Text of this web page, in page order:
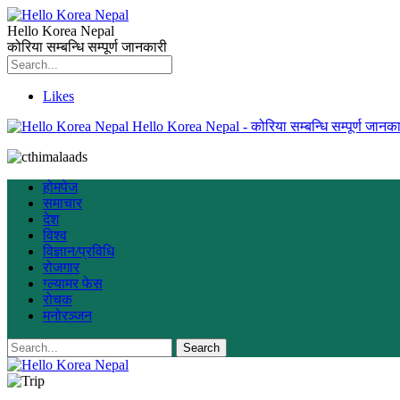
Hello Korea Nepal
कोरिया सम्बन्धि सम्पूर्ण जानकारी
Likes
Hello Korea Nepal - कोरिया सम्बन्धि सम्पूर्ण
होमपेज
समाचार
देश
विश्व
विज्ञान/प्रविधि
रोजगार
ग्ल्यामर फेस
रोचक
मनोरञ्जन